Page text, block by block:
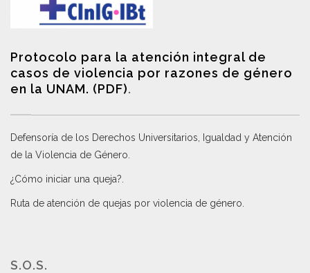
Protocolo para la atención integral de
casos de violencia por razones de género
en la UNAM. (PDF).
Defensoría de los Derechos Universitarios, Igualdad y Atención
de la Violencia de Género
¿Cómo iniciar una queja?
Ruta de atención de quejas por violencia de género
S.O.S.